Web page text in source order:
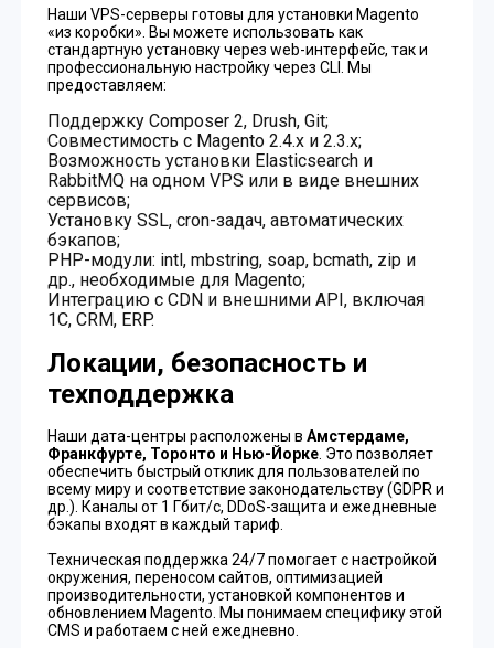
Наши VPS-серверы готовы для установки Magento
«из коробки». Вы можете использовать как
стандартную установку через web-интерфейс, так и
профессиональную настройку через CLI. Мы
предоставляем:
Поддержку Composer 2, Drush, Git;
Совместимость с Magento 2.4.x и 2.3.x;
Возможность установки Elasticsearch и
RabbitMQ на одном VPS или в виде внешних
сервисов;
Установку SSL, cron-задач, автоматических
бэкапов;
PHP-модули: intl, mbstring, soap, bcmath, zip и
др., необходимые для Magento;
Интеграцию с CDN и внешними API, включая
1С, CRM, ERP.
Локации, безопасность и
техподдержка
Наши дата-центры расположены вАмстердаме,
Франкфурте, Торонто и Нью-Йорке . Это позволяет
обеспечить быстрый отклик для пользователей по
всему миру и соответствие законодательству (GDPR и
др.). Каналы от 1 Гбит/с, DDoS-защита и ежедневные
бэкапы входят в каждый тариф.
Техническая поддержка 24/7 помогает с настройкой
окружения, переносом сайтов, оптимизацией
производительности, установкой компонентов и
обновлением Magento. Мы понимаем специфику этой
CMS и работаем с ней ежедневно.